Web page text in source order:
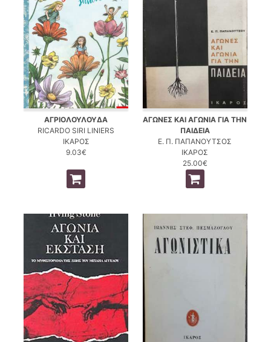
ΑΓΡΙΟΛΟΥΛΟΥΔΑ
RICARDO SIRI LINIERS
ΙΚΑΡΟΣ
9.03€
ΑΓΩΝΕΣ ΚΑΙ ΑΓΩΝΙΑ ΓΙΑ ΤΗΝ
ΠΑΙΔΕΙΑ
Ε. Π. ΠΑΠΑΝΟΥΤΣΟΣ
ΙΚΑΡΟΣ
25.00€